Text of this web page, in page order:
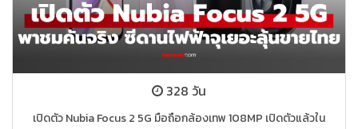
328 วัน
เปิดตัว Nubia Focus 2 5G มือถือกล้องเทพ 108MP เปิดตัวแล้วใน